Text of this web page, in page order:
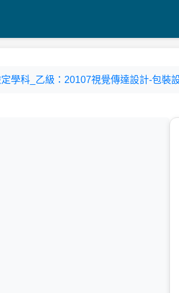
學科_乙級：20107視覺傳達設計-包裝